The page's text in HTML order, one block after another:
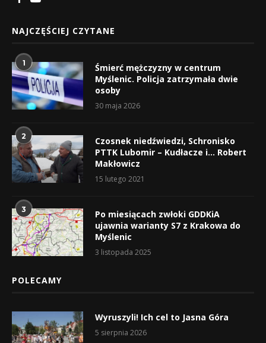
NAJCZĘŚCIEJ CZYTANE
1
Śmierć mężczyzny w centrum
Myślenic. Policja zatrzymała dwie
osoby
30 maja 2026
2
Czosnek niedźwiedzi, Schronisko
PTTK Lubomir – Kudłacze i… Robert
Makłowicz
15 lutego 2021
3
Po miesiącach zwłoki GDDKiA
ujawnia warianty S7 z Krakowa do
Myślenic
3 listopada 2025
POLECAMY
Wyruszyli! Ich cel to Jasna Góra
5 sierpnia 2026